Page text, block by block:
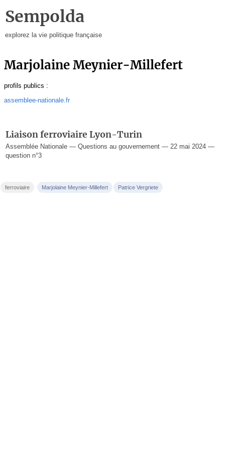
Sempolda
explorez la vie politique française
Marjolaine Meynier-Millefert
profils publics :
assemblee-nationale.fr
Liaison ferroviaire Lyon-Turin
Assemblée Nationale — Questions au gouvernement — 22 mai 2024 —
question n°3
ferroviaire Marjolaine Meynier-Millefert Patrice Vergriete